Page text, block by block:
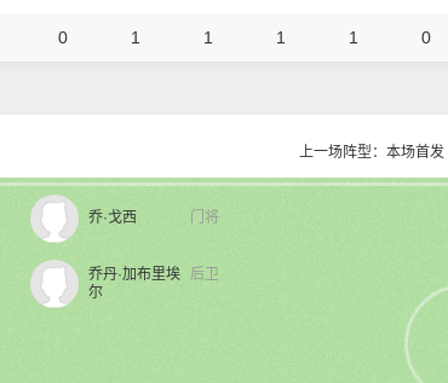
0 1 1 1 1 0
上一场阵型：本场首发
门将
乔·戈西
后卫
乔丹·加布里埃
尔